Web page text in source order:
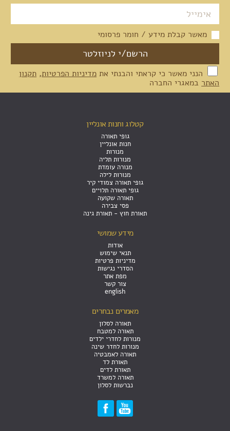
מאשר קבלת מידע / חומר פרסומי
הנני מאשר כי קראתי והבנתי את מדיניות הפרטיות, תקנון
האתר במאגרי החברה
קטלוג וחנות אונליין
גופי תאורה
חנות אונליין
מנורות
מנורות תליה
מנורה עומדת
מנורות לילה
גופי תאורה צמודי קיר
גופי תאורה תלויים
תאורה שקועה
פסי צבירה
תאורת חוץ - תאורת גינה
מידע שמושי
אודות
תנאי שימוש
מדיניות פרטיות
הסדרי נגישות
מפת אתר
צור קשר
english
מאמרים נבחרים
תאורה לסלון
תאורה למטבח
מנורות לחדרי ילדים
מנורות לחדר שינה
תאורה לאמבטיה
תאורת לד
תאורת לדים
תאורה למשרד
נברשות לסלון